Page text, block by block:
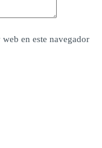
en este navegador